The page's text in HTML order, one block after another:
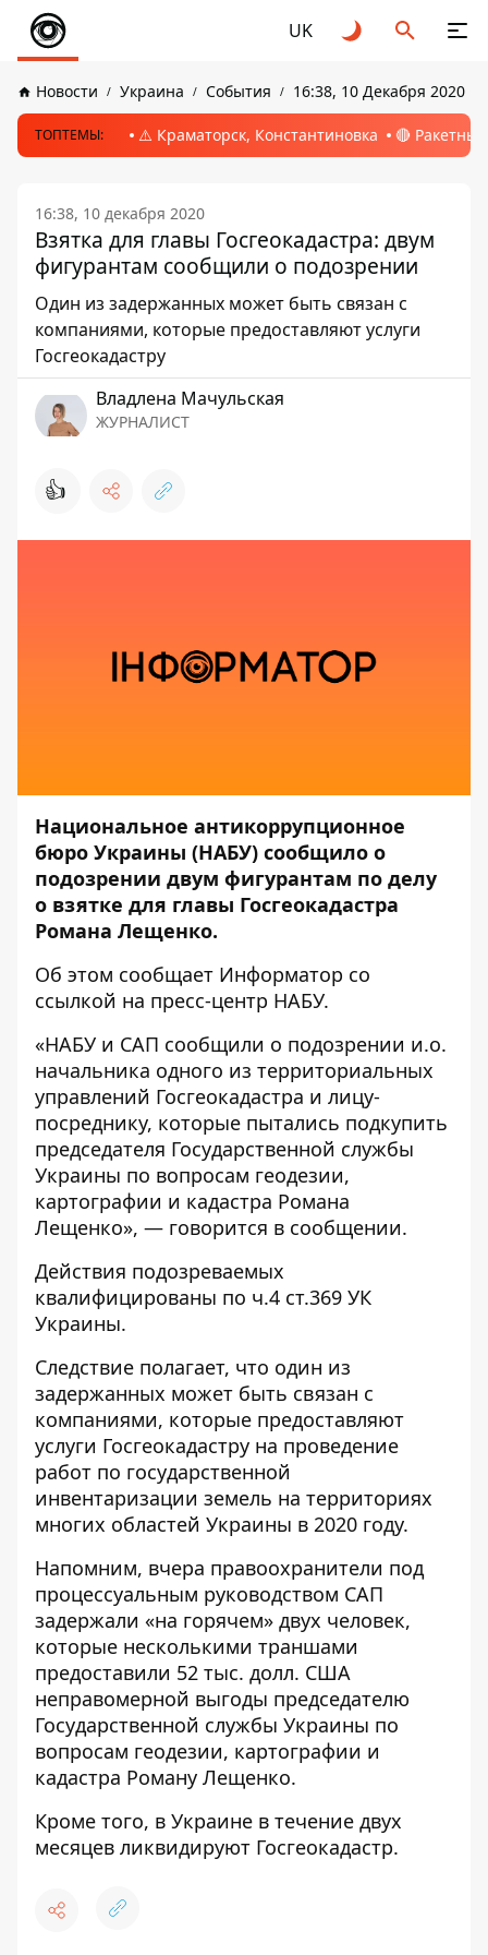
UK
Новости Украина События 16:38, 10 Декабря 2020
ТОПТЕМЫ: ⚠️ Краматорск, Константиновка 🔴
16:38, 10 декабря 2020
Взятка для главы Госгеокадастра: двум
фигурантам сообщили о подозрении
Один из задержанных может быть связан с
компаниями, которые предоставляют услуги
Госгеокадастру
Владлена Мачульская
ЖУРНАЛИСТ
👍
Национальное антикоррупционное
бюро Украины (НАБУ) сообщило о
подозрении двум фигурантам по делу
о взятке для главы Госгеокадастра
Романа Лещенко.
Об этом сообщает Информатор со
ссылкой на пресс-центр НАБУ.
«НАБУ и САП сообщили о подозрении и.о.
начальника одного из территориальных
управлений Госгеокадастра и лицу-
посреднику, которые пытались подкупить
председателя Государственной службы
Украины по вопросам геодезии,
картографии и кадастра Романа
Лещенко», — говорится в сообщении.
Действия подозреваемых
квалифицированы по ч.4 ст.369 УК
Украины.
Следствие полагает, что один из
задержанных может быть связан с
компаниями, которые предоставляют
услуги Госгеокадастру на проведение
работ по государственной
инвентаризации земель на территориях
многих областей Украины в 2020 году.
Напомним, вчера правоохранители под
процессуальным руководством САП
задержали «на горячем» двух человек,
которые несколькими траншами
предоставили 52 тыс. долл. США
неправомерной выгоды председателю
Государственной службы Украины по
вопросам геодезии, картографии и
кадастра Роману Лещенко.
Кроме того, в Украине в течение двух
месяцев ликвидируют Госгеокадастр.